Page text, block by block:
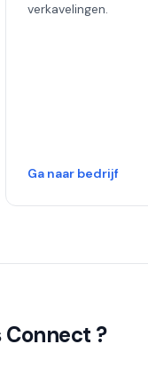
verkavelingen.
Ga naar bedrijf
Connect ?